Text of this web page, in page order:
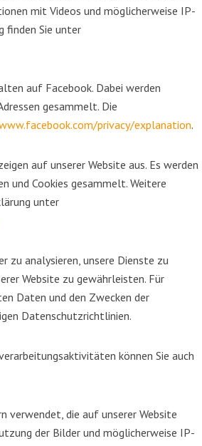
mit Videos und möglicherweise IP-
finden Sie unter
auf Facebook. Dabei werden
gesammelt. Die
privacy/explanation.
auf unserer Website aus. Es werden
und Cookies gesammelt. Weitere
unter
zu analysieren, unsere Dienste zu
Website zu gewährleisten. Für
Daten und den Zwecken der
Datenschutzrichtlinien.
können Sie auch
die auf unserer Website
der Bilder und möglicherweise IP-